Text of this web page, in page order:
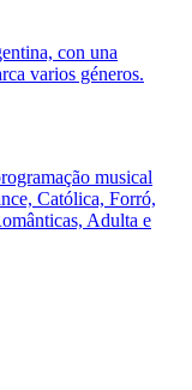
con una
varios géneros.
musical
Católica, Forró,
Adulta e